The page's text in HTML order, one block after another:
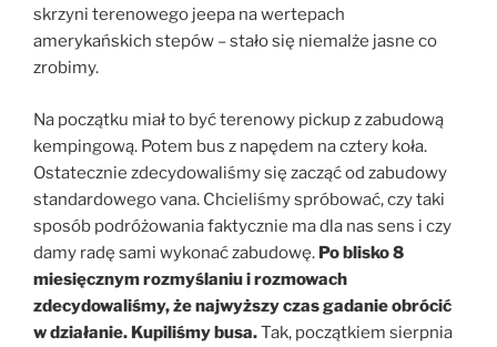
skrzyni terenowego jeepa na wertepach
amerykańskich stepów – stało się niemalże jasne co
zrobimy.
Na początku miał to być terenowy pickup z zabudową
kempingową. Potem bus z napędem na cztery koła.
Ostatecznie zdecydowaliśmy się zacząć od zabudowy
standardowego vana. Chcieliśmy spróbować, czy taki
sposób podróżowania faktycznie ma dla nas sens i czy
damy radę sami wykonać zabudowę. Po blisko 8
miesięcznym rozmyślaniu i rozmowach
zdecydowaliśmy, że najwyższy czas gadanie obrócić
w działanie. Kupiliśmy busa.Tak, początkiem sierpnia